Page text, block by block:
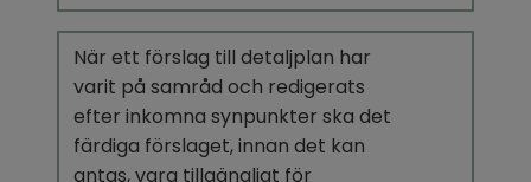
När ett förslag till detaljplan har
varit på samråd och redigerats
efter inkomna synpunkter ska det
färdiga förslaget, innan det kan
antas, vara tillgängligt för